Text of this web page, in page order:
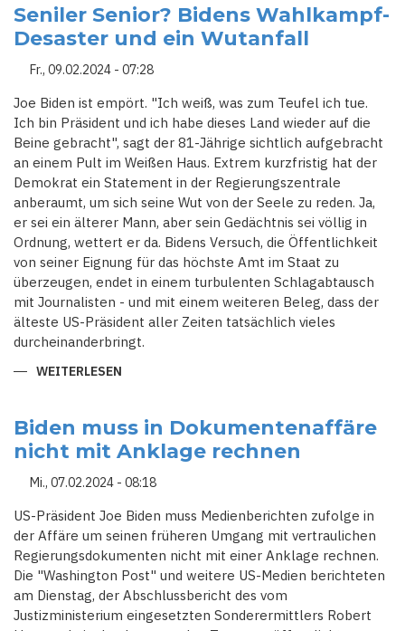
NICHT
AN
-
MERKT
SCHLECHTES
AN
Seniler Senior? Bidens Wahlkampf-
Desaster und ein Wutanfall
Fr., 09.02.2024 - 07:28
Joe Biden ist empört. "Ich weiß, was zum Teufel ich tue.
Ich bin Präsident und ich habe dieses Land wieder auf die
Beine gebracht", sagt der 81-Jährige sichtlich aufgebracht
an einem Pult im Weißen Haus. Extrem kurzfristig hat der
Demokrat ein Statement in der Regierungszentrale
anberaumt, um sich seine Wut von der Seele zu reden. Ja,
er sei ein älterer Mann, aber sein Gedächtnis sei völlig in
Ordnung, wettert er da. Bidens Versuch, die Öffentlichkeit
von seiner Eignung für das höchste Amt im Staat zu
überzeugen, endet in einem turbulenten Schlagabtausch
mit Journalisten - und mit einem weiteren Beleg, dass der
älteste US-Präsident aller Zeiten tatsächlich vieles
durcheinanderbringt.
WEITERLESEN
WAHLKAMPF-
DESASTER
UND
EIN
Biden muss in Dokumentenaffäre
nicht mit Anklage rechnen
Mi., 07.02.2024 - 08:18
US-Präsident Joe Biden muss Medienberichten zufolge in
der Affäre um seinen früheren Umgang mit vertraulichen
Regierungsdokumenten nicht mit einer Anklage rechnen.
Die "Washington Post" und weitere US-Medien berichteten
am Dienstag, der Abschlussbericht des vom
Justizministerium eingesetzten Sonderermittlers Robert